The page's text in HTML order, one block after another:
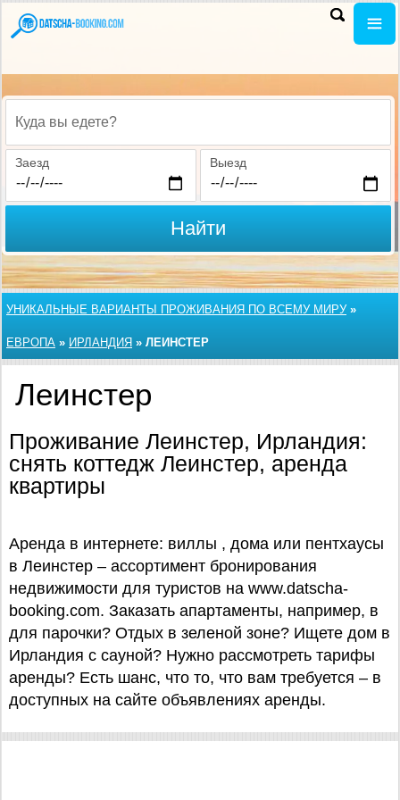
Куда вы едете?
Заезд Выезд
Найти
УНИКАЛЬНЫЕ ВАРИАНТЫ ПРОЖИВАНИЯ ПО ВСЕМУ МИРУ»
ЕВРОПА » ИРЛАНДИЯ » ЛЕИНСТЕР
Леинстер
Проживание Леинстер, Ирландия:
снять коттедж Леинстер, аренда
квартиры
Аренда в интернете: виллы , дома или пентхаусы
в Леинстер – ассортимент бронирования
недвижимости для туристов на www.datscha-
booking.com. Заказать апартаменты, например, в
для парочки? Отдых в зеленой зоне? Ищете дом в
Ирландия с сауной? Нужно рассмотреть тарифы
аренды? Есть шанс, что то, что вам требуется – в
доступных на сайте объявлениях аренды.